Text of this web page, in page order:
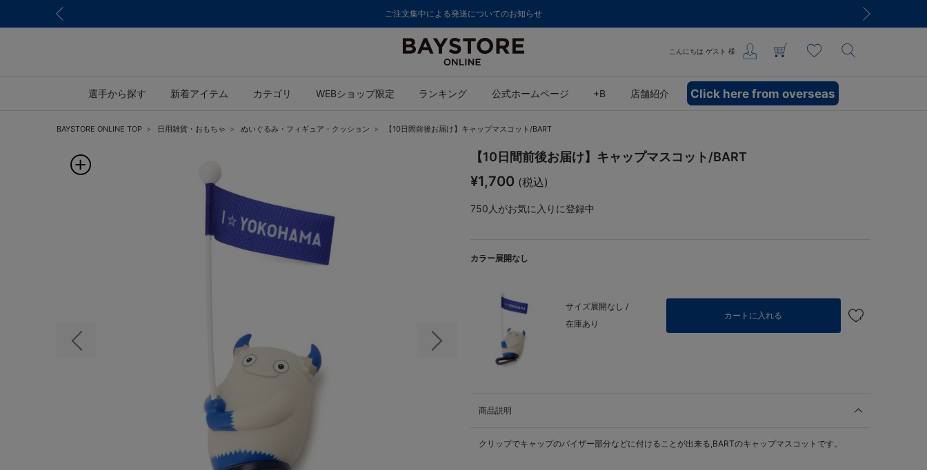
ご注文集中による発送についてのお知らせ
こんにちは ゲスト 様
選手から探す 新着アイテム カテゴリ WEBショップ限定 ランキング 公式ホームページ +B 店舗紹介 Click here from overseas
BAYSTORE ONLINE TOP 日用雑貨・おもちゃ ぬいぐるみ・フィギュア・クッション 【10日間前後お届け】キャップマスコット/BART
前の画像 次の画像
【10日間前後お届け】キャップマスコット/BART
¥1,700 (税込)
750 人がお気に入りに登録中
カラー展開なし
サイズ展開なし /
在庫あり
カートに入れる
商品説明
クリップでキャップのバイザー部分などに付けることが出来る,BARTのキャップマスコットです。